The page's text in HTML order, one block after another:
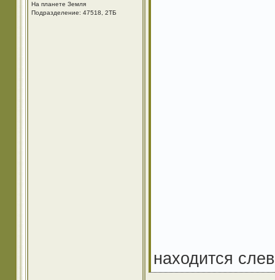
На планете Земля
Подразделение: 47518, 2ТБ
находится